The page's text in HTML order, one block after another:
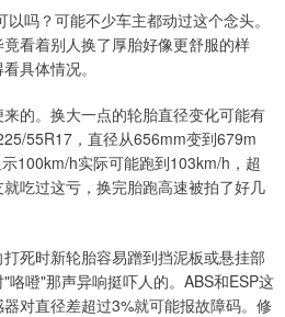
吗？可能不少车主都动过这个念头。
看着别人换了厚胎好像更舒服的样
具体情况。
的。换大一点的轮胎直径变化可能有
55R17，直径从656mm变到679m
100km/h实际可能跑到103km/h，超
吃过这亏，换完胎跑高速被拍了好几
死时新轮胎容易蹭到挡泥板或悬挂部
咯噔"那声异响挺吓人的。ABS和ESP这
对直径差超过3%就可能报故障码。修